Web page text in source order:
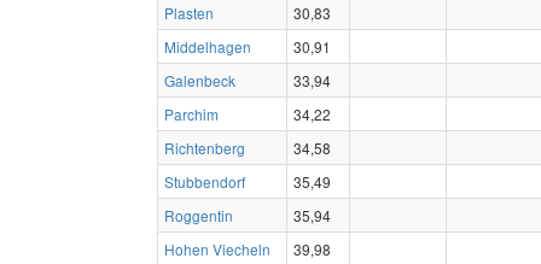
Plasten
30,83
Middelhagen
30,91
Galenbeck
33,94
Parchim
34,22
Richtenberg
34,58
Stubbendorf
35,49
Roggentin
35,94
Hohen Viecheln
39,98